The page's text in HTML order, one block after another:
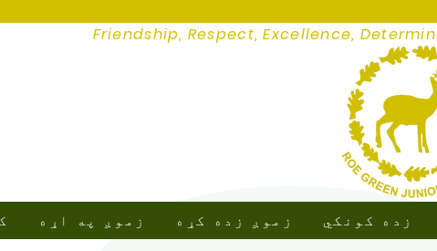
Friendship, Respect, Excellence,
زموږ په اړه زموږ زده کړه زده کونکي